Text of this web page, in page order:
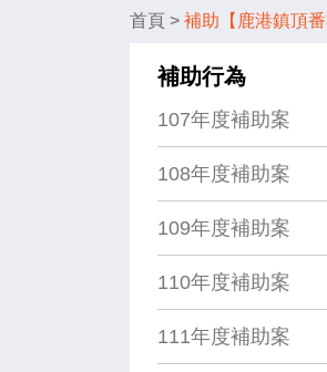
首頁 > 補助【鹿港鎮頂
補助行為
107年度補助案
108年度補助案
109年度補助案
110年度補助案
111年度補助案